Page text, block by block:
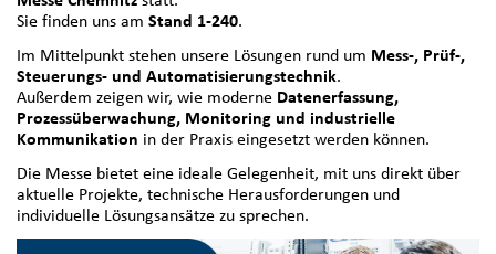
Sie finden uns am Stand 1-240.
Im Mittelpunkt stehen unsere Lösungen rund um Mess-, Prüf-,
Steuerungs- und Automatisierungstechnik.
Außerdem zeigen wir, wie moderne Datenerfassung,
Prozessüberwachung, Monitoring und industrielle
Kommunikation in der Praxis eingesetzt werden können.
Die Messe bietet eine ideale Gelegenheit, mit uns direkt über
aktuelle Projekte, technische Herausforderungen und
individuelle Lösungsansätze zu sprechen.